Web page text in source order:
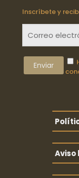
Inscríbete y
Aviso